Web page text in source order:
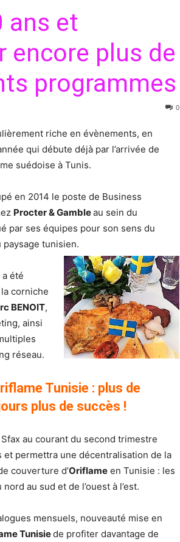
ans et
encore plus de
programmes
0
riche en évènements, en
qui débute déjà par l’arrivée de
suédoise à Tunis.
en 2014 le poste de Business
Procter & Gambleau sein du
par ses équipes pour son sens du
paysage tunisien.
été
corniche
BENOIT,
ainsi
réseau.
Tunisie : plus de
plus de succès !
au courant du second trimestre
et permettra une décentralisation de la
couverture d’Oriflame en Tunisie : les
au sud et de l’ouest à l’est.
mensuels, nouveauté mise en
Tunisiede profiter davantage de